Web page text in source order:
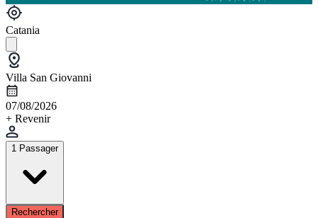
Catania
Villa San Giovanni
07/08/2026
+ Revenir
1 Passager
Rechercher